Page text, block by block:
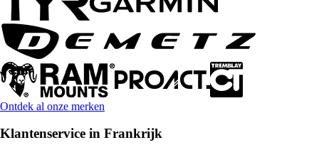
Ontdek al onze merken
Klantenservice in Frankrijk